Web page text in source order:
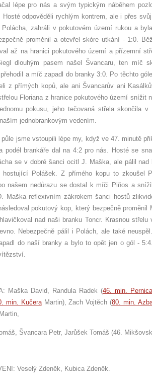
lépe pro nás a svým typickým náběhem
Hosté odpověděli rychlým kontrem, ale i přes
Polácha, zahráli v pokutovém území rukou a
proměnil a otevřel skóre utkání - 1:0.
až na hranici pokutového území a přízemní
dlouhým pasem našel Švancaru, ten míč
přehodil a míč zapadl do branky 3:0. Po těchto
z přímých kopů, ale ani Švancarův ani
Floriana z hranice pokutového území snížit
pokusu, jeho tečovaná střela skončila
jednobrankovým vedením.
půle jsme vstoupili lépe my, když ve 47. minutě
podél brankáře dal na 4:2 pro nás. Hosté se
se v dobré šanci ocitl J. Maška, ale pálil
hostující Polášek. Z přímého kopu to zkoušel
našem nedůrazu se dostal k míči Piňos a
Maška reflexivním zákrokem šanci hostů
pokutový kop, který bezpečně
nad naši branku Toncr. Krasnou
Nebezpečně pálil i Polách, ale také
do naší branky a bylo to opět jen o gól -
Maška David, Randula Radek (46. min. Pernica
min. KučeraMartin), Zach Vojtěch (80. min.
Švancara Petr, Jarůšek Tomáš (46.
Veselý Zdeněk, Kubica Zdeněk.